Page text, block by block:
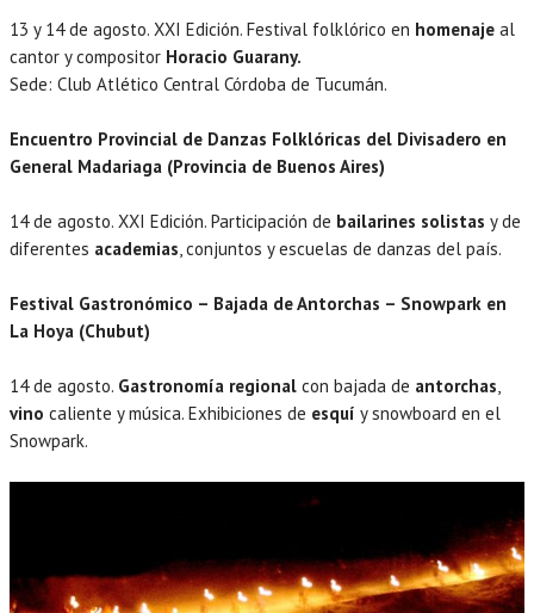
13 y 14 de agosto. XXI Edición. Festival folklórico en homenaje al
cantor y compositor Horacio Guarany.
Sede: Club Atlético Central Córdoba de Tucumán.
Encuentro Provincial de Danzas Folklóricas del Divisadero en
General Madariaga (Provincia de Buenos Aires)
14 de agosto. XXI Edición. Participación de bailarines solistas y de
diferentes academias, conjuntos y escuelas de danzas del país.
Festival Gastronómico – Bajada de Antorchas – Snowpark en
La Hoya (Chubut)
14 de agosto. Gastronomía regional con bajada de antorchas,
vino caliente y música. Exhibiciones de esquí y snowboard en el
Snowpark.